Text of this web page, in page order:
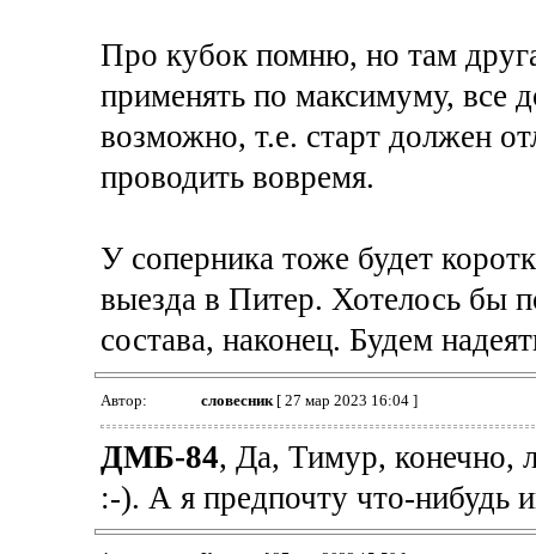
Про кубок помню, но там
применять по максимуму, все
возможно, т.е. старт должен
проводить вовремя.
У соперника тоже будет
выезда в Питер. Хотелось бы
состава, наконец. Будем
Автор: словесник[ 27 мар 2023 16:04 ]
ДМБ-84, Да, Тимур, конечно,
:-). А я предпочту что-нибудь